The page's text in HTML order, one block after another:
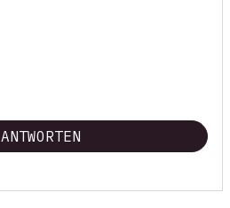
ANTWORTEN